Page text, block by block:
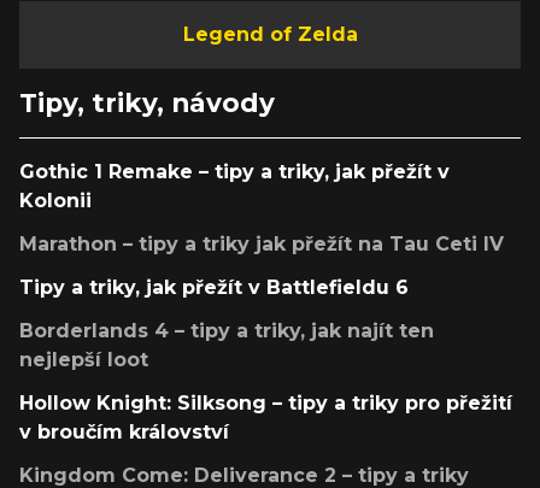
Legend of Zelda
Tipy, triky, návody
Gothic 1 Remake – tipy a triky, jak přežít v
Kolonii
Marathon – tipy a triky jak přežít na Tau Ceti IV
Tipy a triky, jak přežít v Battlefieldu 6
Borderlands 4 – tipy a triky, jak najít ten
nejlepší loot
Hollow Knight: Silksong – tipy a triky pro přežití
v broučím království
Kingdom Come: Deliverance 2 – tipy a triky